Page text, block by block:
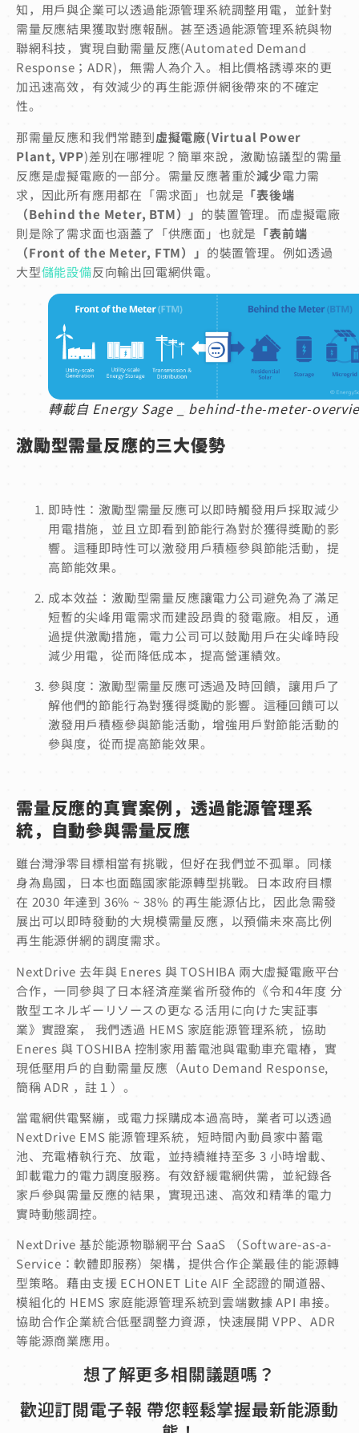
知，用戶與企業可以透過能源管理系統調整用電，並針對
需量反應結果獲取對應報酬。甚至透過能源管理系統與物
聯網科技，實現自動需量反應(Automated Demand
Response；ADR)，無需人為介入。相比價格誘導來的更
加迅速高效，有效減少的再生能源併網後帶來的不確定
性。
那需量反應和我們常聽到虛擬電廠(Virtual Power
Plant, VPP)差別在哪裡呢？簡單來說，激勵協議型的需量
反應是虛擬電廠的一部分。需量反應著重於減少電力需
求，因此所有應用都在「需求面」也就是 「表後端
（Behind the Meter, BTM）」 的裝置管理。而虛擬電廠
則是除了需求面也涵蓋了「供應面」也就是 「表前端
（Front of the Meter, FTM）」 的裝置管理。例如透過
大型儲能設備反向輸出回電網供電。
轉載自 Energy Sage _ behind-the-meter-
激勵型需量反應的三大優勢
即時性：激勵型需量反應可以即時觸發用戶採取減少
用電措施，並且立即看到節能行為對於獲得獎勵的影
響。這種即時性可以激發用戶積極參與節能活動，提
高節能效果。
成本效益：激勵型需量反應讓電力公司避免為了滿足
短暫的尖峰用電需求而建設昂貴的發電廠。相反，通
過提供激勵措施，電力公司可以鼓勵用戶在尖峰時段
減少用電，從而降低成本，提高營運績效。
參與度：激勵型需量反應可透過及時回饋，讓用戶了
解他們的節能行為對獲得獎勵的影響。這種回饋可以
激發用戶積極參與節能活動，增強用戶對節能活動的
參與度，從而提高節能效果。
需量反應的真實案例，透過能源管理系
統，自動參與需量反應
雖台灣淨零目標相當有挑戰，但好在我們並不孤單。同樣
身為島國，日本也面臨國家能源轉型挑戰。日本政府目標
在 2030 年達到 36% ~ 38% 的再生能源佔比，因此急需發
展出可以即時發動的大規模需量反應，以預備未來高比例
再生能源併網的調度需求。
NextDrive 去年與 Eneres 與 TOSHIBA 兩大虛擬電廠平台
合作，一同參與了日本経済産業省所發佈的《令和4年度 分
散型エネルギーリソースの更なる活用に向けた実証事
業》實證案， 我們透過 HEMS 家庭能源管理系統，協助
Eneres 與 TOSHIBA 控制家用蓄電池與電動車充電樁，實
現低壓用戶的自動需量反應（Auto Demand Response,
簡稱 ADR ，註１）。
當電網供電緊繃，或電力採購成本過高時，業者可以透過
NextDrive EMS 能源管理系統，短時間內動員家中蓄電
池、充電樁執行充、放電，並持續維持至多 3 小時增載、
卸載電力的電力調度服務。有效舒緩電網供需，並紀錄各
家戶參與需量反應的結果，實現迅速、高效和精準的電力
實時動態調控。
NextDrive 基於能源物聯網平台 SaaS （Software-as-a-
Service：軟體即服務）架構，提供合作企業最佳的能源轉
型策略。藉由支援 ECHONET Lite AIF 全認證的閘道器、
模組化的 HEMS 家庭能源管理系統到雲端數據 API 串接。
協助合作企業統合低壓調整力資源，快速展開 VPP、ADR
等能源商業應用。
想了解更多相關議題嗎？
歡迎訂閱電子報 帶您輕鬆掌握最新能源動